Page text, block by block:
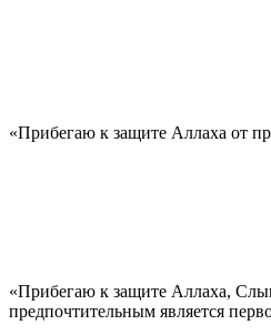
«Прибегаю к защите Аллаха от
«Прибегаю к защите Аллаха,
предпочтительным является